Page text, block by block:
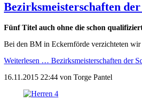
Bezirksmeisterschaften
Fünf Titel auch ohne die schon
Bei den BM in Eckernförde verzichteten
Weiterlesen … Bezirksmeisterschaften der
16.11.2015 22:44 von Torge Pantel